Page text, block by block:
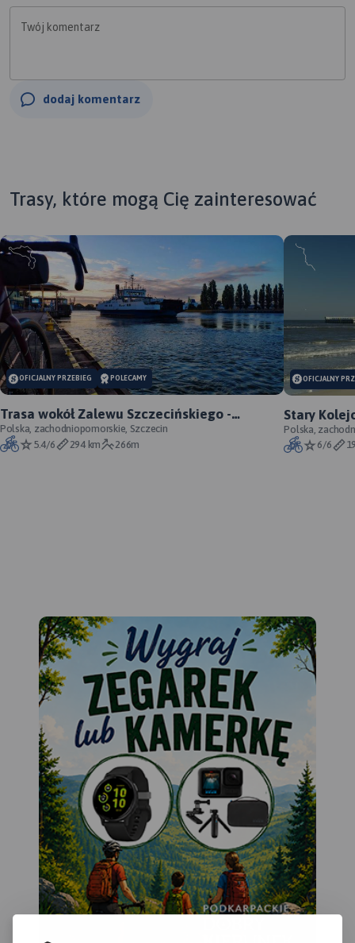
Twój komentarz
dodaj komentarz
Trasy, które mogą Cię zainteresować
OFICJALNY PRZEBIEG POLECAMY
Trasa wokół Zalewu Szczecińskiego -
oficjalny przebieg szlaku
Polska, zachodniopomorskie, Szczecin
5.4/6
294 km 266m
OFICJALNY
Stary
szlaku
Polska,
6/6